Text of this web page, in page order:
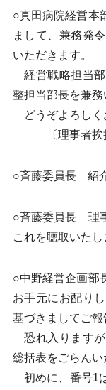
○真田病院経営本
まして、兼務発
いただきます。
経営戦略担当部
整担当部長を兼務
どうぞよろしく
〔理事者挨
○斉藤委員長 紹
○斉藤委員長 理
これを聴取いたし
○中野経営企画部
お手元にお配り
基づきましてご報
恐れ入りますが
総括表をごらんい
初めに、番号1